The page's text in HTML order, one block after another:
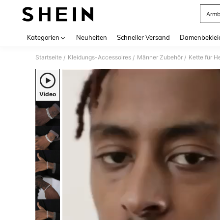
Kategorien Neuheiten Schneller Versand
Startseite / Kleidungs-Accessoires / Männer Zubehör / Kette für
Video